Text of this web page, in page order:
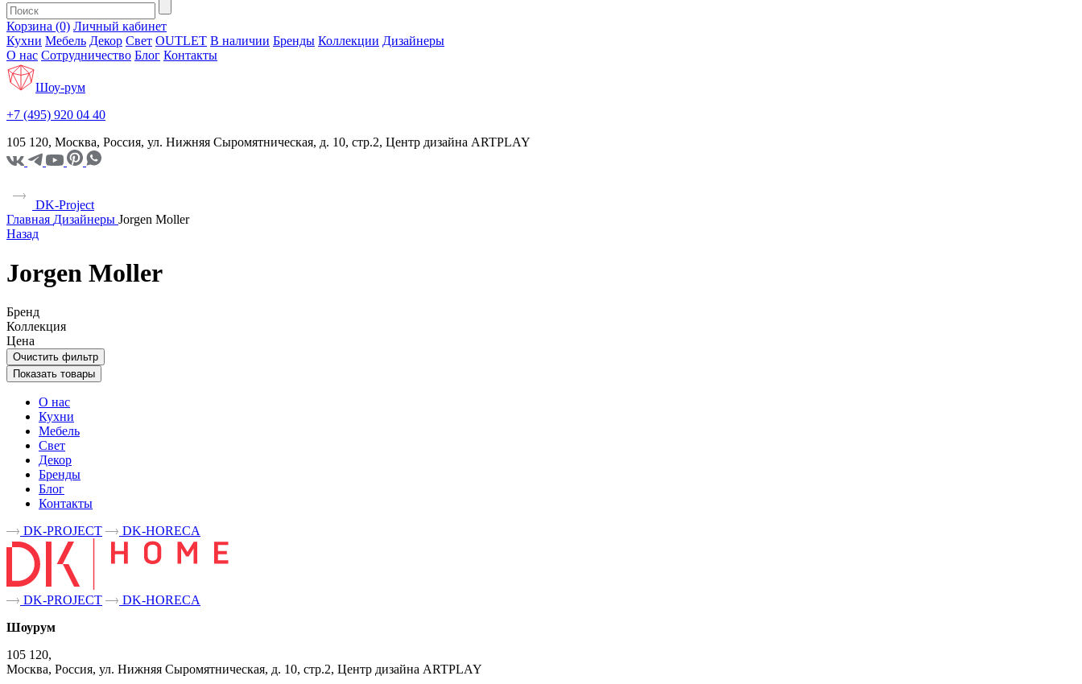
Корзина (0) Личный кабинет
Кухни Мебель Декор Свет OUTLET В наличии Бренды Коллекции Дизайнеры
О нас Сотрудничество Блог Контакты
Шоу-рум
+7 (495) 920 04 40
105 120, Москва, Россия, ул. Нижняя Сыромятническая, д. 10, стр.2, Центр дизайна ARTPLAY
DK-Project
Главная Дизайнеры Jorgen Moller
Назад
Jorgen Moller
Бренд
Коллекция
Цена
Очистить фильтр
Показать товары
О нас
Кухни
Мебель
Свет
Декор
Бренды
Блог
Контакты
DK-PROJECT
DK-HORECA
DK-PROJECT
DK-HORECA
Шоурум
105 120,
Москва, Россия, ул. Нижняя Сыромятническая, д. 10, стр.2, Центр дизайна ARTPLAY